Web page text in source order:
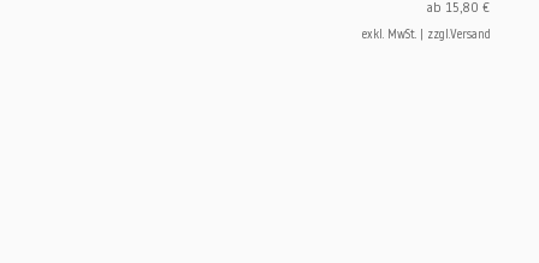
ab 15,80 €
Sale-Preis
exkl. MwSt. zzgl.Versand